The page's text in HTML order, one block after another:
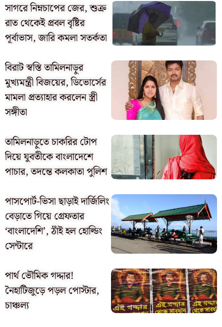
সাগরে নিম্নচাপের জের, শুক্র
রাত থেকেই প্রবল বৃষ্টির
পূর্বাভাস, জারি কমলা সতর্কতা
বিরাট স্বস্তি তামিলনাড়ুর
মুখ্যমন্ত্রী বিজয়ের, ডিভোর্সের
মামলা প্রত্যাহার করলেন স্ত্রী
সঙ্গীতা
তামিলনাড়ুতে চাকরির টোপ
দিয়ে যুবতীকে বাংলাদেশে
পাচার, তদন্তে কলকাতা পুলিশ
পাসপোর্ট-ভিসা ছাড়াই দার্জিলিং
বেড়াতে গিয়ে গ্রেফতার
‘বাংলাদেশি’, ঠাঁই হল হোল্ডিং
সেন্টারে
পার্থ ভৌমিক গদ্দার!
নৈহাটিজুড়ে পড়ল পোস্টার,
চাঞ্চল্য